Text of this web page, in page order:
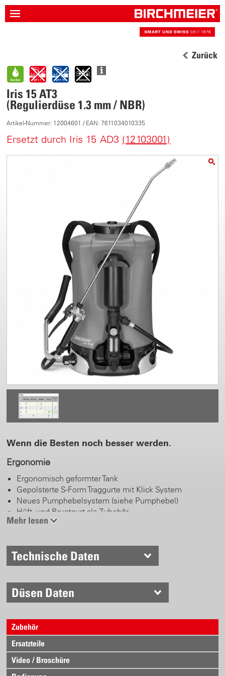
Zurück
Iris 15 AT3
(Regulierdüse 1.3 mm / NBR)
Artikel-Nummer: 12004601 / EAN: 7611034010335
Ersetzt durch Iris 15 AD3 (12103001)
Wenn die Besten noch besser werden.
Ergonomie
Ergonomisch geformter Tank
Gepolsterte S-Form Traggurte mit Klick System
Neues Pumphebelsystem (siehe Pumphebel)
Hüft- und Brustgurt als Zubehör
Links/rechts montierbar
Längenverstellbarer Handgriff
Edelstahl
Anatomisch geformt, komfortabler Handgriff
Handventil
Feststell- und Sperrfunktion
Robuster Messingkörper
Ergonomisch geformter Abzugshebel
Mehr lesen
Technische Daten
Düsen Daten
Zubehör
Ersatzteile
Video / Broschüre